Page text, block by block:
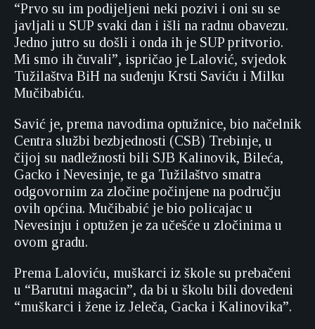
“Prvo su im podijeljeni neki pozivi i oni su se
javljali u SUP svaki dan i išli na radnu obavezu.
Jedno jutro su došli i onda ih je SUP pritvorio.
Mi smo ih čuvali”, ispričao je Lalović, svjedok
Tužilaštva BiH na suđenju Krsti Saviću i Milku
Mučibabiću.
Savić je, prema navodima optužnice, bio načelnik
Centra službi bezbjednosti (CSB) Trebinje, u
čijoj su nadležnosti bili SJB Kalinovik, Bileća,
Gacko i Nevesinje, te ga Tužilaštvo smatra
odgovornim za zločine počinjene na području
ovih općina. Mučibabić je bio policajac u
Nevesinju i optužen je za učešće u zločinima u
ovom gradu.
Prema Laloviću, muškarci iz škole su prebačeni
u “Barutni magacin”, da bi u školu bili dovedeni
“muškarci i žene iz Jeleča, Gacka i Kalinovika”.